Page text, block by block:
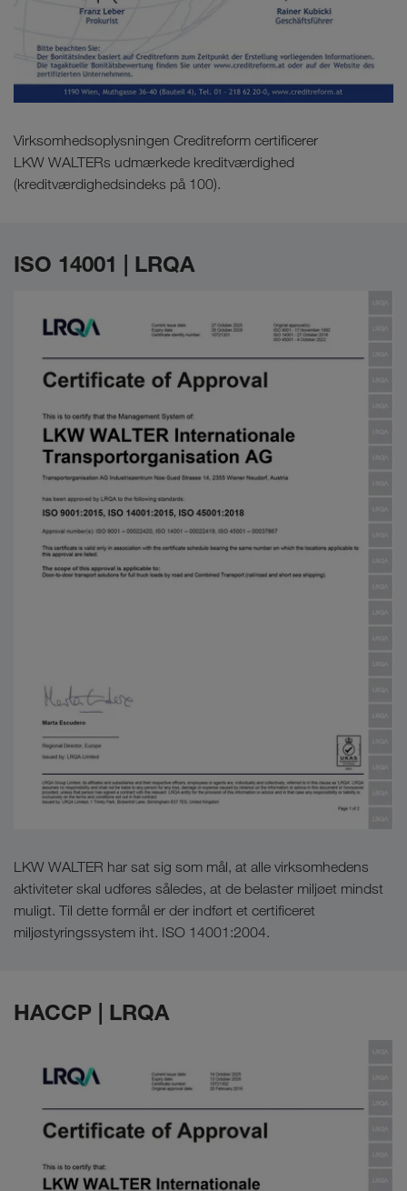
Virksomhedsoplysningen Creditreform certificerer
LKW WALTERs udmærkede kreditværdighed
(kreditværdighedsindeks på 100).
ISO 14001 | LRQA
LKW WALTER har sat sig som mål, at alle virksomhedens
aktiviteter skal udføres således, at de belaster miljøet mindst
muligt. Til dette formål er der indført et certificeret
miljøstyringssystem iht. ISO 14001:2004.
HACCP | LRQA